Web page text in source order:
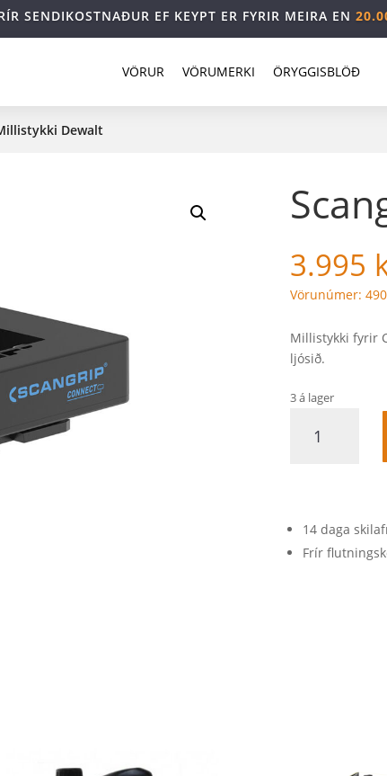
SENDIKOSTNAÐUR EF KEYPT ER FYRIR MEIRA EN
VÖRUR VÖRUMERKI ÖRYGGISBLÖÐ
Dewalt
3.995
Vörunúmer:
Millistykki fyrir
ljósið.
3 á lager
Millistykki
14 daga
Frír